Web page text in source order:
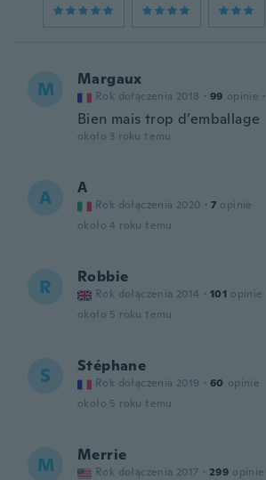
M Margaux
Rok dołączenia 2018 · 99 opinie ·
Bien mais trop d’emballage
około 3 roku temu
A A
Rok dołączenia 2020 · 7 opinie
około 4 roku temu
R Robbie
Rok dołączenia 2014 · 101 opinie
około 5 roku temu
S Stéphane
Rok dołączenia 2019 · 60 opinie
około 5 roku temu
M Merrie
Rok dołączenia 2017 · 299 opinie